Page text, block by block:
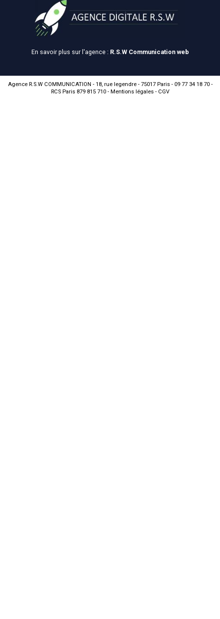
En savoir plus sur l'agence : R.S.W Communication web
Agence R.S.W COMMUNICATION - 18, rue legendre - 75017 Paris - 09 77 34 18 70 -
RCS Paris 879 815 710 - Mentions légales- CGV